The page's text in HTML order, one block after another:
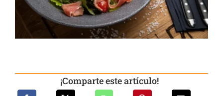
¡Comparte este artículo!